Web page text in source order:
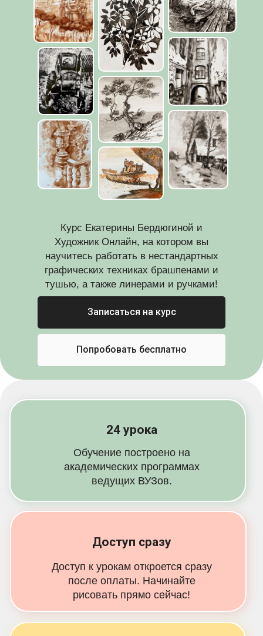
Курс Екатерины Бердюгиной и
Художник Онлайн, на котором вы
научитесь работать в нестандартных
графических техниках брашпенами и
тушью, а также линерами и ручками!
Записаться на курс
Попробовать бесплатно
Обучение построено на
академических программах
ведущих ВУЗов.
Доступ к урокам откроется сразу
после оплаты. Начинайте
рисовать прямо сейчас!
24 урока
Доступ сразу